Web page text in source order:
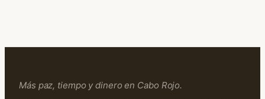
Más paz, tiempo y dinero en Cabo Rojo.